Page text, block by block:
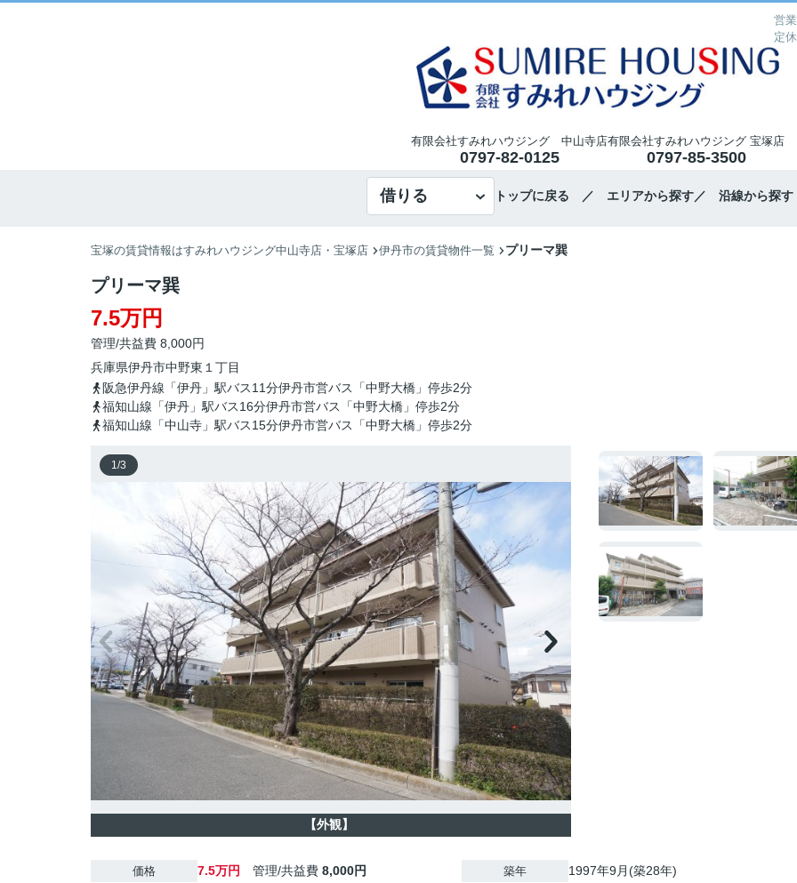
営
定
有限会社すみれハウジング 中山寺店
0797-82-0125
有限会社すみれハウジング 宝塚店
0797-85-3500
借りる トップに戻る ／ エリアから探す／ 沿線から探す
宝塚の賃貸情報はすみれハウジング中山寺店・宝塚店 伊丹市の賃貸物件一覧 プリーマ巽
プリーマ巽
7.5万円
管理/共益費 8,000円
兵庫県伊丹市中野東 １丁目
阪急伊丹線「伊丹」駅バス11分伊丹市営バス「中野大橋」停歩2分
福知山線「伊丹」駅バス16分伊丹市営バス「中野大橋」停歩2分
福知山線「中山寺」駅バス15分伊丹市営バス「中野大橋」停歩2分
1/3
【外観】
価格 7.5万円 管理/共益費 8,000円 築年 1997年9月(築28年)